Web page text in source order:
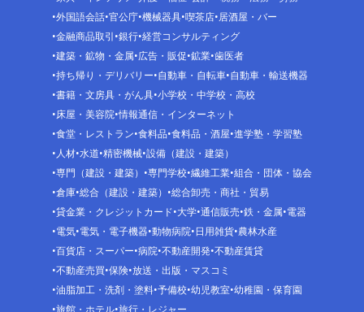
外国語会話 官公庁 機械器具 喫茶店 居酒屋・バー
金融商品取引 銀行 経営コンサルティング
建築・鉱物・金属 広告・販促 鉱業 歯医者
持ち帰り・デリバリー 自動車・自転車 自動車・輸送機器
書籍・文房具・がん具 小学校・中学校・高校
床屋・美容院 情報通信・インターネット
食堂・レストラン 食料品 食料品・酒屋 進学塾・学習塾
人材 水道 精密機械 設備（建設・建築）
専門（建設・建築）
専門学校 繊維工業 組合・団体・協会
倉庫 総合（建設・建築）
総合卸売・商社・貿易
貸金業・クレジットカード 大学 通信販売 鉄・金属 電器
電気 電気・電子機器 動物病院 日用雑貨 農林水産
百貨店・スーパー 病院 不動産開発 不動産賃貸
不動産売買 保険 放送・出版・マスコミ
油脂加工・洗剤・塗料 予備校 幼児教室 幼稚園・保育園
旅館・ホテル 旅行・レジャー